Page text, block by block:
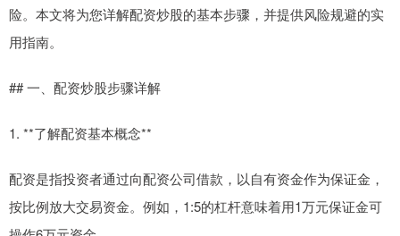
险。本文将为您详解配资炒股的基本步骤，并提供风险规避的实
用指南。
## 一、配资炒股步骤详解
1. **了解配资基本概念**
配资是指投资者通过向配资公司借款，以自有资金作为保证金，
按比例放大交易资金。例如，1:5的杠杆意味着用1万元保证金可